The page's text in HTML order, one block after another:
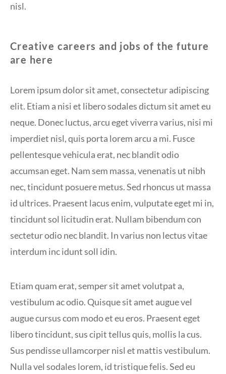
nisl.
Creative careers and jobs of the future
are here
Lorem ipsum dolor sit amet, consectetur adipiscing
elit. Etiam a nisi et libero sodales dictum sit amet eu
neque. Donec luctus, arcu eget viverra varius, nisi mi
imperdiet nisl, quis porta lorem arcu a mi. Fusce
pellentesque vehicula erat, nec blandit odio
accumsan eget. Nam sem massa, venenatis ut nibh
nec, tincidunt posuere metus. Sed rhoncus ut massa
id ultrices. Praesent lacus enim, vulputate eget mi in,
tincidunt sol licitudin erat. Nullam bibendum con
sectetur odio nec blandit. In varius non lectus vitae
interdum inc idunt soll idin.
Etiam quam erat, semper sit amet volutpat a,
vestibulum ac odio. Quisque sit amet augue vel
augue cursus com modo et eu eros. Praesent eget
libero tincidunt, sus cipit tellus quis, mollis la cus.
Sus pendisse ullamcorper nisl et mattis vestibulum.
Nulla vel sodales lorem, id tristique felis. Sed eu